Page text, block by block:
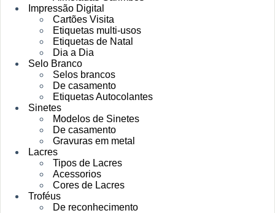
Impressão Digital
Cartões Visita
Etiquetas multi-usos
Etiquetas de Natal
Dia a Dia
Selo Branco
Selos brancos
De casamento
Etiquetas Autocolantes
Sinetes
Modelos de Sinetes
De casamento
Gravuras em metal
Lacres
Tipos de Lacres
Acessorios
Cores de Lacres
Troféus
De reconhecimento